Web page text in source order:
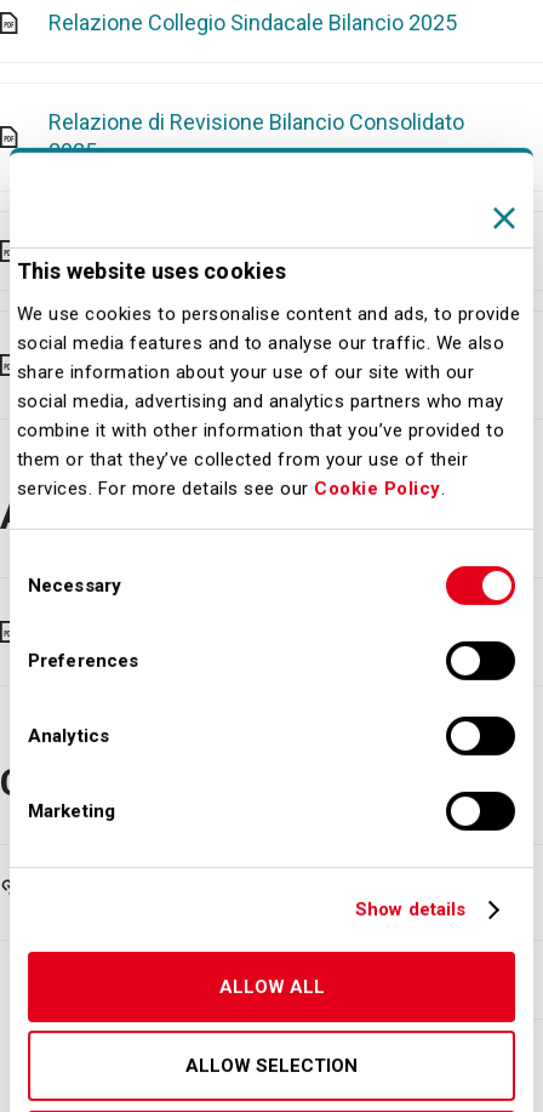
This website uses cookies
We use cookies to personalise content and ads, to provide
social media features and to analyse our traffic. We also
share information about your use of our site with our
social media, advertising and analytics partners who may
combine it with other information that you’ve provided to
them or that they’ve collected from your use of their
services. For more details see our Cookie Policy.
Selection
Necessary
Preferences
Analytics
Marketing
Show details
ALLOW ALL
ALLOW SELECTION
Relazione Collegio Sindacale Bilancio 2025
Relazione di Revisione Bilancio Consolidato
2025
Relazione CSRD 2025
Relazione di Revisione Bilancio d'Esercizio
2025
Avvisi
Comunicati
rendicontazione consolidata di sostenibilità
Comunicato stampa
SEA: L'Assemblea degli Azionisti